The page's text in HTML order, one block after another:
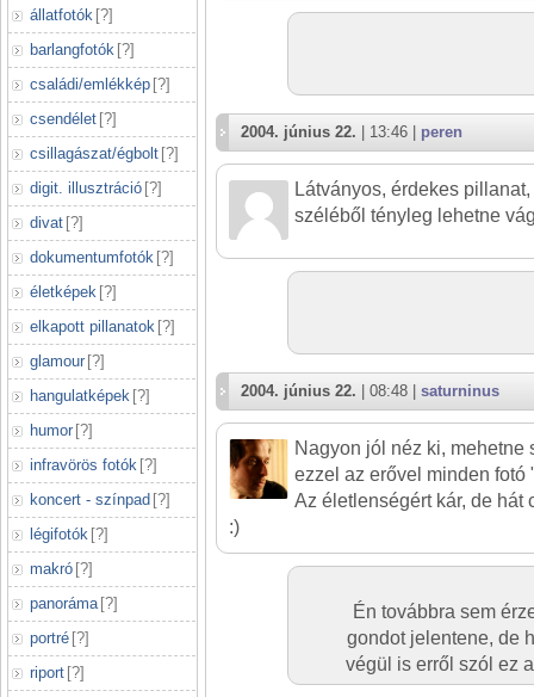
állatfotók [?]
barlangfotók [?]
családi/emlékkép [?]
csendélet [?]
csillagászat/égbolt [?]
digit. illusztráció [?]
divat [?]
dokumentumfotók [?]
életképek [?]
elkapott pillanatok [?]
glamour [?]
hangulatképek [?]
humor [?]
infravörös fotók [?]
koncert - színpad [?]
légifotók [?]
makró [?]
panoráma [?]
portré [?]
riport [?]
2004. június 22. | 13:46 | peren
Látványos, érdekes
széléből tényleg lehetne
2004. június 22. | 08:48 | saturninus
Nagyon jól néz ki, mehetne
ezzel az erővel minden fotó
Az életlenségért kár, de hát
:)
Én továbbra sem
gondot jelentene, de
végül is erről szól ez